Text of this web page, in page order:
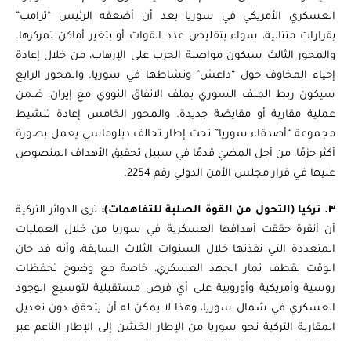
العسكري الأمريكي في سوريا بعد أن أضعفه الرئيس “ترامب”
بقرارات متتالية، سواء بتقليص عدد القوات أو بتغير أماكن تمركزها.
والمحور الثالث سيكون مواصلة الحرب على الإرهاب، من خلال إعادة
إحياء المخاوف حول “داعش” ونشاطها في سوريا. والمحور الرابع
سيكون ربط الملف السوري بملف الاتفاق النووي مع إيران، ضمن
عملية مقاربة أو مقايضة جديدة. والمحور الخامس إعادة تنشيط
مجموعة “أصدقاء سوريا” تحت إطار تحالف دبلوماسي يعمل بصورة
أكثر حزمًا، من أجل المضيّ قدمًا في سبيل تحقيق الأهداف المنصوص
عليها في قرار مجلس الأمن الدولي رقم 2254.
ترى الدوائر التركية
أن أنقرة حققت أهدافها العسكرية في سوريا من خلال العمليات
المتعددة التي نفذتها خلال السنوات الثلاث السابقة، وأنه قد حان
الوقت لقطف ثمار الجهد العسكري، خاصة مع وضوح تحفظات
روسية وأمريكية وأوروبية على أي فرص مستقبلية لتوسيع الوجود
العسكري في شمال سوريا، وهذا لا يمكن له أن يتحقق دون تعديل
المقاربة التركية نحو سوريا من الإطار الخشن إلى الإطار الناعم عبر